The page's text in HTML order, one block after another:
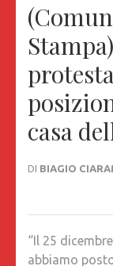
casa
DI BIAGIO
“Il 25
abbiamo